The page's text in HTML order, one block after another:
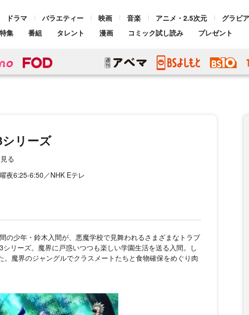
ドラマ バラエティー 映画 音楽 アニメ・2.5次元 グラビア
特集 番組 タレント 漫画 コミック試し読み プレゼント
リーズ
る
夜6:25-6:50／NHK Eテレ
の少年・鈴木入間が、悪魔学校で見舞われるさまざまなトラブ
リーズ。魔界に戸惑いつつも楽しい学園生活を送る入間。し
。魔界のジャングルでクラスメートたちと食物確保をめぐり肉